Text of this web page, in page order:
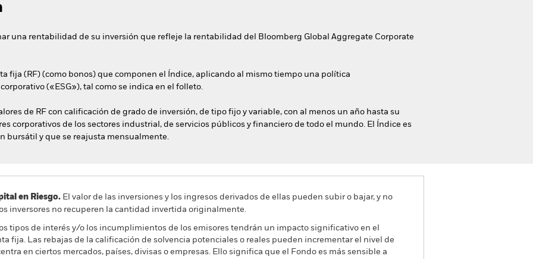
una rentabilidad de su inversión que refleje la rentabilidad del Bloomberg Global Aggregate Corporate
fija (RF) (como bonos) que componen el Índice, aplicando al mismo tiempo una política
(«ESG»), tal como se indica en el folleto.
de RF con calificación de grado de inversión, de tipo fijo y variable, con al menos un año hasta su
corporativos de los sectores industrial, de servicios públicos y financiero de todo el mundo. El Índice es
bursátil y que se reajusta mensualmente.
en Riesgo. El valor de las inversiones y los ingresos derivados de ellas pueden subir o bajar, y no
inversores no recuperen la cantidad invertida originalmente.
tipos de interés y/o los incumplimientos de los emisores tendrán un impacto significativo en el
fija. Las rebajas de la calificación de solvencia potenciales o reales pueden incrementar el nivel de
en ciertos mercados, países, divisas o empresas. Ello significa que el Fondo es más sensible a